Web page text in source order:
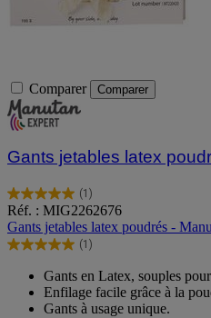
Comparer Comparer
Gants jetables latex
(1)
5.0
sur
5
étoiles.
avis
Réf. : MIG2262676
Gants jetables latex poudrés -
(1)
5.0
étoiles.
Gants en Latex, souples
Enfilage facile grâce à la
Gants à usage unique.